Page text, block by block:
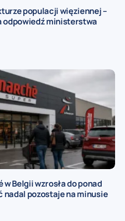
populacji więziennej –
odpowiedź ministerstwa
Belgii wzrosła do ponad
nadal pozostaje na minusie